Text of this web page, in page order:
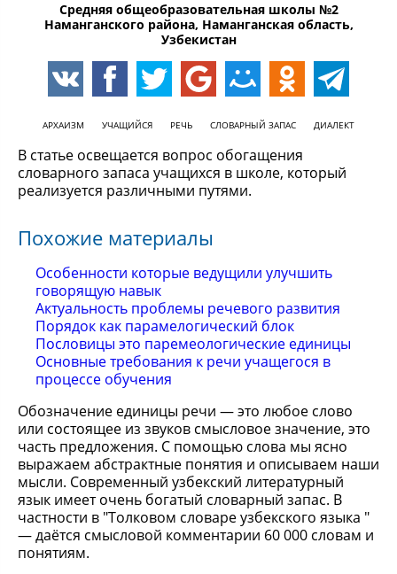
Средняя общеобразовательная школы №2
Наманганского района, Наманганская область,
Узбекистан
АРХАИЗМ УЧАЩИЙСЯ РЕЧЬ СЛОВАРНЫЙ ЗАПАС ДИАЛЕКТ
В статье освещается вопрос обогащения
словарного запаса учащихся в школе, который
реализуется различными путями.
Похожие материалы
Особенности которые ведущили улучшить
говорящую навык
Актуальность проблемы речевого развития
Порядок как парамелогический блок
Пословицы это паремеологические единицы
Основные требования к речи учащегося в
процессе обучения
Обозначение единицы речи — это любое слово
или состоящее из звуков смысловое значение, это
часть предложения. С помощью слова мы ясно
выражаем абстрактные понятия и описываем наши
мысли. Современный узбекский литературный
язык имеет очень богатый словарный запас. В
частности в "Толковом словаре узбекского языка "
— даётся смысловой комментарии 60 000 словам и
понятиям.